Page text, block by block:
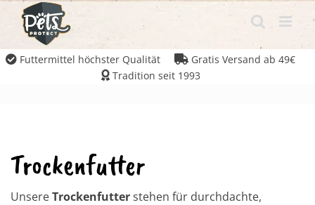
Futtermittel höchster Qualität
Gratis Versand ab 49€
Tradition seit 1993
Trockenfutter
UnsereTrockenfutterstehen für durchdachte,